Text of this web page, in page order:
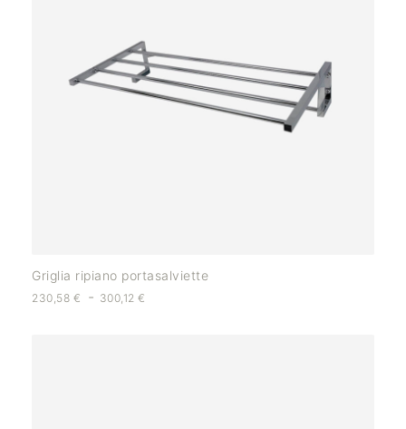
Griglia ripiano portasalviette
230,58 € - 300,12€